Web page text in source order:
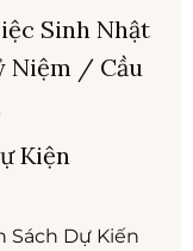
Sinh Nhật
Niệm / Cầu
Kiện
Sách Dự Kiến